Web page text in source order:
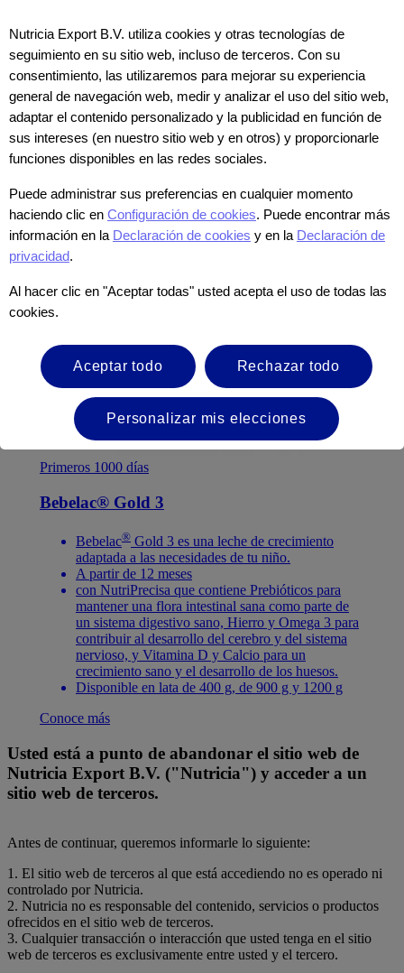
Fórmula láctea de seguimiento
De 6-12 meses
con NutriPrecisa que contiene Prebióticos, Hierro
y Omega 3, y Vitamina D y Calcio.
Disponible en lata de 400 g y de 900 g.
Conoce más
Primeros 1000 días
Bebelac® Gold 3
Bebelac®Gold 3 es una leche de crecimiento
adaptada a las necesidades de tu niño.
A partir de 12 meses
con NutriPrecisa que contiene Prebióticos para
mantener una flora intestinal sana como parte de
un sistema digestivo sano, Hierro y Omega 3 para
contribuir al desarrollo del cerebro y del sistema
nervioso, y Vitamina D y Calcio para un
crecimiento sano y el desarrollo de los huesos.
Disponible en lata de 400 g, de 900 g y 1200 g
Conoce más
Usted está a punto de abandonar el sitio web de
Nutricia Export B.V. ("Nutricia") y acceder a un
sitio web de terceros.
Antes de continuar, queremos informarle lo siguiente:
1. El sitio web de terceros al que está accediendo no es operado ni
controlado por Nutricia.
2. Nutricia no es responsable del contenido, servicios o productos
ofrecidos en el sitio web de terceros.
3. Cualquier transacción o interacción que usted tenga en el sitio
web de terceros es exclusivamente entre usted y el tercero.
Nutricia Export B.V. utiliza cookies y otras tecnologías de
seguimiento en su sitio web, incluso de terceros. Con su
consentimiento, las utilizaremos para mejorar su experiencia
general de navegación web, medir y analizar el uso del sitio web,
adaptar el contenido personalizado y la publicidad en función de
sus intereses (en nuestro sitio web y en otros) y proporcionarle
funciones disponibles en las redes sociales.
Puede administrar sus preferencias en cualquier momento
haciendo clic en Configuración de cookies. Puede encontrar más
información en la Declaración de cookies y en la Declaración de
privacidad.
Al hacer clic en "Aceptar todas" usted acepta el uso de todas las
cookies.
Aceptar todo Rechazar todo
Personalizar mis elecciones